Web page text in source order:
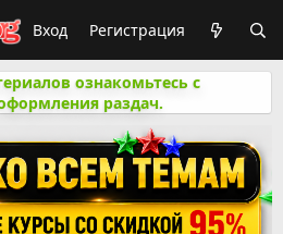
Вход Регистрация
ознакомьтесь с
раздач.